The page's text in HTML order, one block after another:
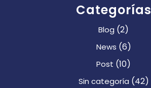
Categorías
Blog (2)
News (6)
Post (10)
Sin categoría (42)